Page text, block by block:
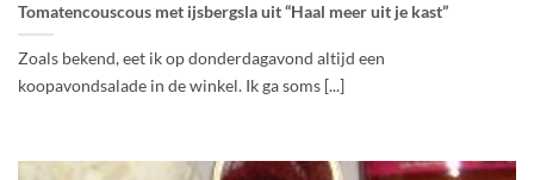
Tomatencouscous met ijsbergsla uit “Haal meer uit je kast”
Zoals bekend, eet ik op donderdagavond altijd een
koopavondsalade in de winkel. Ik ga soms [...]